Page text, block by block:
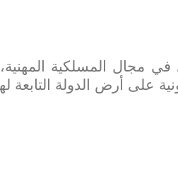
في مجال المسلكية
على أرض الدولة التابعة